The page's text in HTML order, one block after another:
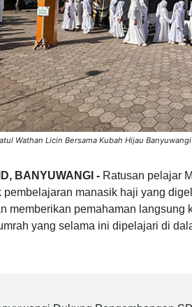
Wathan Licin Bersama Kubah Hijau
BANYUWANGI -
Ratusan pelajar
pembelajaran manasik haji yang